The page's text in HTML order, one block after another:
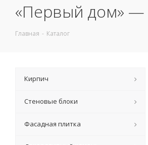
«Первый дом» —
Главная - Каталог
Кирпич
Стеновые блоки
Фасадная плитка